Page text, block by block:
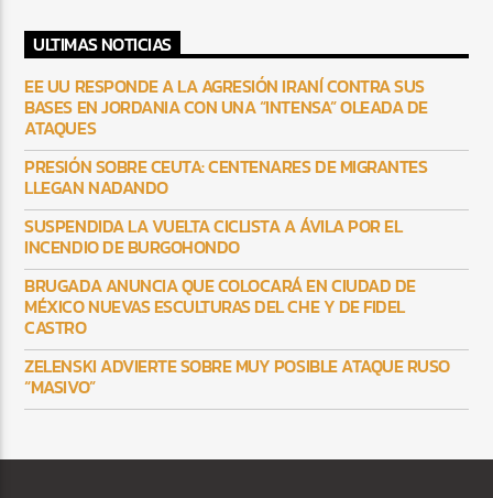
ULTIMAS NOTICIAS
EE UU RESPONDE A LA AGRESIÓN IRANÍ CONTRA SUS
BASES EN JORDANIA CON UNA “INTENSA” OLEADA DE
ATAQUES
PRESIÓN SOBRE CEUTA: CENTENARES DE MIGRANTES
LLEGAN NADANDO
SUSPENDIDA LA VUELTA CICLISTA A ÁVILA POR EL
INCENDIO DE BURGOHONDO
BRUGADA ANUNCIA QUE COLOCARÁ EN CIUDAD DE
MÉXICO NUEVAS ESCULTURAS DEL CHE Y DE FIDEL
CASTRO
ZELENSKI ADVIERTE SOBRE MUY POSIBLE ATAQUE RUSO
“MASIVO”